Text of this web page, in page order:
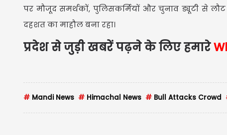
पर मौजूद समर्थकों, पुलिसकर्मियों और चुनाव ड्यूटी से
दहशत का माहौल बना रहा।
प्रदेश से जुड़ी खबरें पढ़ने के लिए हमारे
# Mandi News # Himachal News # Bull Attacks Crowd